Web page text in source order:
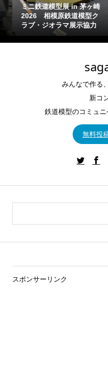
貸出可能ジオラマ(運搬・
設置タイプ)の概要一覧目
安【鉄道模型Nゲージ出...
みんなで作る
新コ
鉄道模型のコミュ
無料投
スポンサーリンク